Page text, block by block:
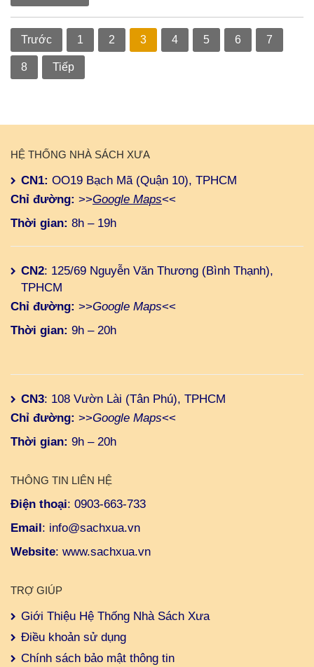
Trước 1 2 3 4 5 6 7
8 Tiếp
HỆ THỐNG NHÀ SÁCH XƯA
CN1: OO19 Bạch Mã (Quận 10), TPHCM
Chỉ đường: >>Google Maps<<
Thời gian: 8h – 19h
CN2: 125/69 Nguyễn Văn Thương (Bình Thạnh),
TPHCM
Chỉ đường: >>Google Maps<<
Thời gian: 9h – 20h
CN3: 108 Vườn Lài (Tân Phú), TPHCM
Chỉ đường: >>Google Maps<<
Thời gian: 9h – 20h
THÔNG TIN LIÊN HỆ
Điện thoại: 0903-663-733
Email: info@sachxua.vn
Website: www.sachxua.vn
TRỢ GIÚP
Giới Thiệu Hệ Thống Nhà Sách Xưa
Điều khoản sử dụng
Chính sách bảo mật thông tin